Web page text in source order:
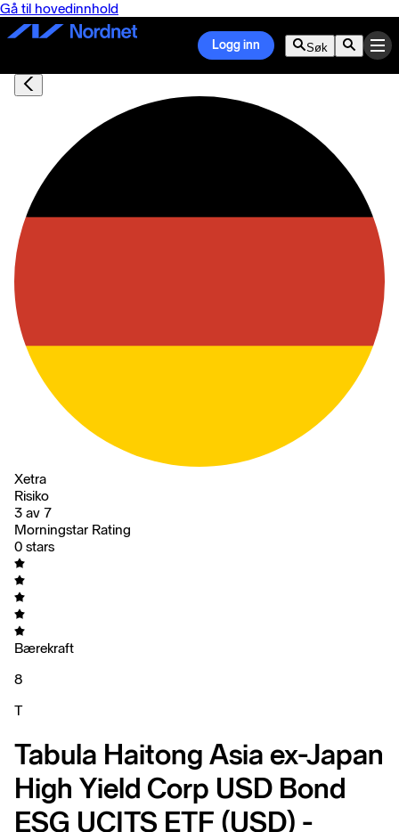
Gå til hovedinnhold
Logg inn Søk
Xetra
Risiko
3 av 7
Morningstar Rating
0 stars
Bærekraft
8
T
Tabula Haitong Asia ex-Japan
High Yield Corp USD Bond
ESG UCITS ETF (USD) -